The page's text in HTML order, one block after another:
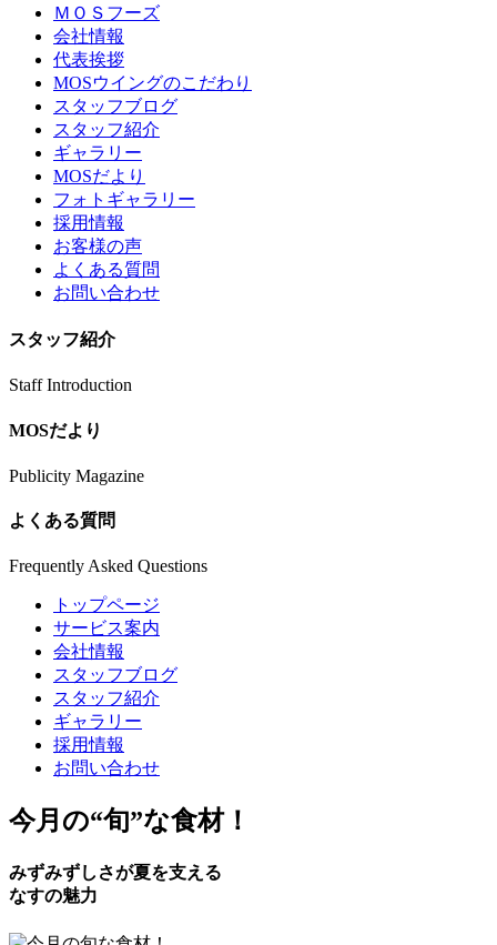
ＭＯＳフーズ
会社情報
代表挨拶
MOSウイングのこだわり
スタッフブログ
スタッフ紹介
ギャラリー
MOSだより
フォトギャラリー
採用情報
お客様の声
よくある質問
お問い合わせ
スタッフ紹介
Staff Introduction
MOSだより
Publicity Magazine
よくある質問
Frequently Asked Questions
トップページ
サービス案内
会社情報
スタッフブログ
スタッフ紹介
ギャラリー
採用情報
お問い合わせ
今月の“旬”な食材！
みずみずしさが夏を支える
なすの魅力